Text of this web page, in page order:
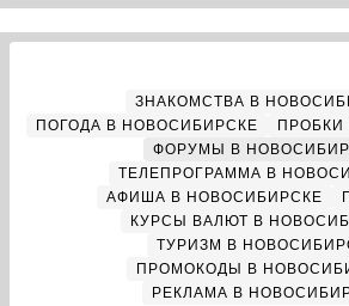
ЗНАКОМСТВА В
ПОГОДА В НОВОСИБИРСКЕ
ФОРУМЫ В
ТЕЛЕПРОГРАММА В
АФИША В НОВОСИБИРСКЕ
КУРСЫ ВАЛЮТ В
ТУРИЗМ В
ПРОМОКОДЫ В
РЕКЛАМА В